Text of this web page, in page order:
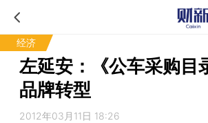
经济
左延安：《公车采购目
品牌转型
2012年03月11日 18:26